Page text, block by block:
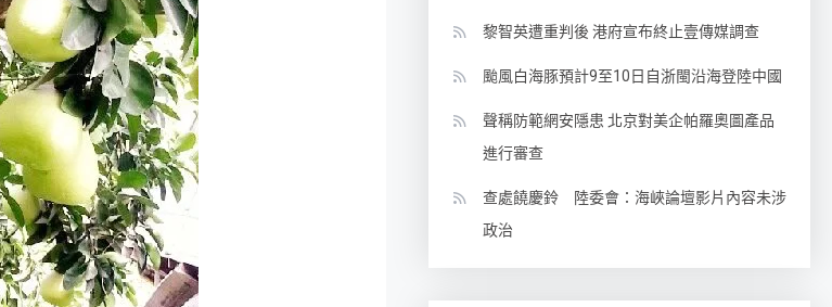
黎智英遭重判後 港府宣布終止壹傳媒調查
颱風白海豚預計9至10日自浙閩沿海登陸中國
聲稱防範網安隱患 北京對美企帕羅奧圖產品
進行審查
查處饒慶鈴 陸委會：海峽論壇影片內容未涉
政治